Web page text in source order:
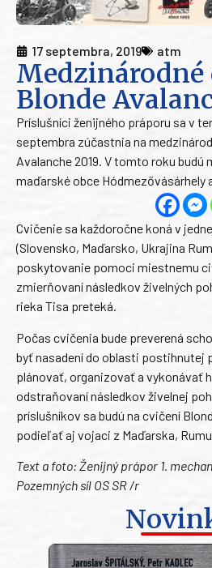
17 septembra, 2019 atm
Medzinárodné
Blonde
Príslušníci ženijného práporu sa v
septembra zúčastnia na
Avalanche 2019. V tomto roku
maďarské obce Hódmezővásárhely
Cvičenie sa každoročne koná v
(Slovensko, Maďarsko, Ukrajina
poskytovanie pomoci miestnemu
zmierňovaní následkov živelných
rieka Tisa preteká.
Počas cvičenia bude preverená
byť nasadení do oblasti postihnutej
plánovať, organizovať a vykonávať
odstraňovaní následkov živelnej
príslušníkov sa budú na cvičení
podieľať aj vojaci z Maďarska,
Text a foto: Ženijný prápor 1.
Pozemných síl OS SR /r